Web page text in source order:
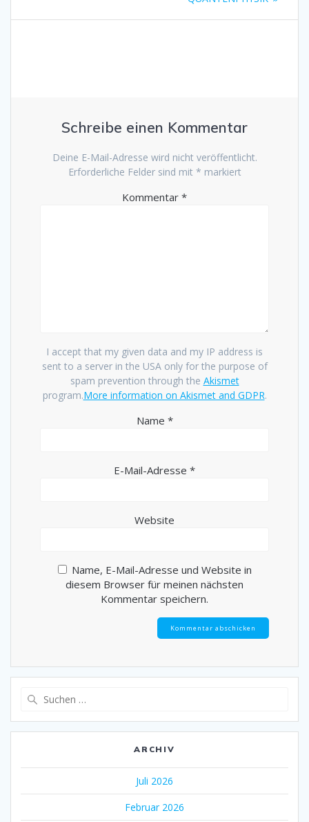
Schreibe einen Kommentar
Deine E-Mail-Adresse wird nicht veröffentlicht.
Erforderliche Felder sind mit * markiert
Kommentar *
I accept that my given data and my IP address is
sent to a server in the USA only for the purpose of
spam prevention through the Akismet
program.More information on Akismet and GDPR.
Name *
E-Mail-Adresse *
Website
Name, E-Mail-Adresse und Website in
diesem Browser für meinen nächsten
Kommentar speichern.
ARCHIV
Juli 2026
Februar 2026